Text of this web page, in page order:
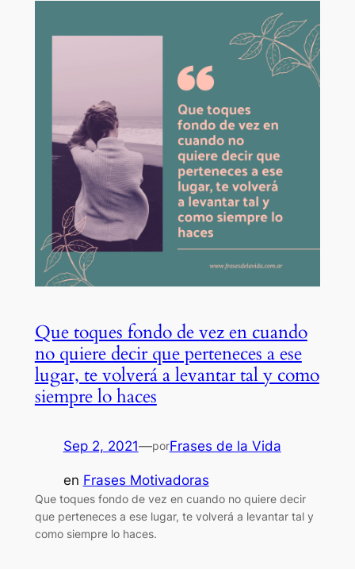
Que toques fondo de vez en cuando
no quiere decir que perteneces a ese
lugar, te volverá a levantar tal y como
siempre lo haces
Sep 2, 2021—porFrases de la Vida
en Frases Motivadoras
Que toques fondo de vez en cuando no quiere decir
que perteneces a ese lugar, te volverá a levantar tal y
como siempre lo haces.